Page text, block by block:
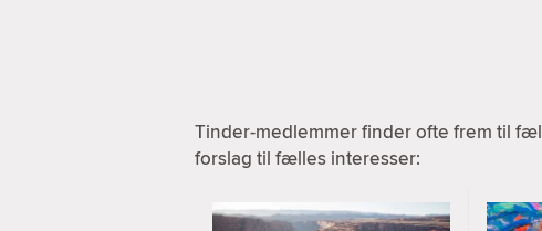
Tinder-medlemmer finder ofte frem til
forslag til fælles interesser: